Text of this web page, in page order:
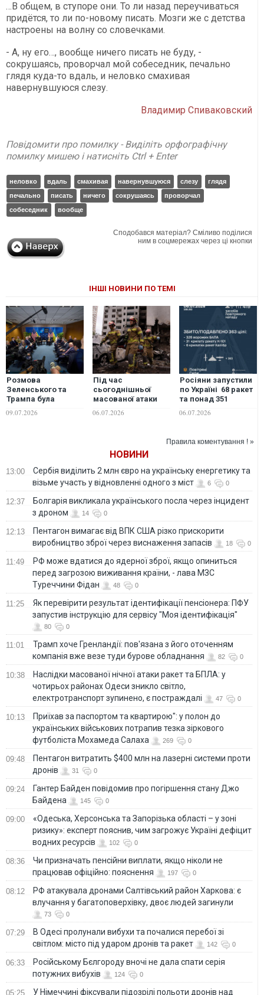
…В общем, в ступоре они. То ли назад переучиваться
придётся, то ли по-новому писать. Мозги же с детства
настроены на волну со словечками.
- А, ну его…, вообще ничего писать не буду, -
сокрушаясь, проворчал мой собеседник, печально
глядя куда-то вдаль, и неловко смахивая
навернувшуюся слезу.
Владимир Спиваковский
Повідомити про помилку - Виділіть орфографічну
помилку мишею і натисніть Ctrl + Enter
неловко вдаль смахивая навернувшуюся слезу
глядя
печально
писать ничего сокрушаясь
проворчал
собеседник
вообще
Сподобався матеріал? Сміливо поділися
ним в соцмережах через ці кнопки
ІНШІ НОВИНИ ПО ТЕМІ
Розмова
Зеленського та
Трампа була
Але потрібно
09.07.2026
Під час
сьогоднішньої
масованої атаки
64 людини, -
06.07.2026
Росіяни запустили
по Україні 68 ракет
та понад 351
та балістику збити
06.07.2026
Правила коментування ! »
НОВИНИ
13:00
Сербія виділить 2 млн євро на українську енергетику та
візьме участь у відновленні одного з міст
6 0
12:37
Болгарія викликала українського посла через інцидент
з дроном
14 0
12:13
Пентагон вимагає від ВПК США різко прискорити
виробництво зброї через виснаження запасів
18 0
11:49
РФ може вдатися до ядерної зброї, якщо опиниться
перед загрозою виживання країни, - лава МЗС
Туреччини Фідан
48 0
11:25
Як перевірити результат ідентифікації пенсіонера: ПФУ
запустив інструкцію для сервісу "Моя ідентифікація"
80 0
11:01
Трамп хоче Гренландії: пов'язана з його оточенням
компанія вже везе туди бурове обладнання
82 0
10:38
Наслідки масованої нічної атаки ракет та БПЛА: у
чотирьох районах Одеси зникло світло,
електротранспорт зупинено, є постраждалі
47 0
10:13
Приїхав за паспортом та квартирою": у полон до
українських військових потрапив тезка зіркового
футболіста Мохамеда Салаха
269 0
09:48
Пентагон витратить $400 млн на лазерні системи проти
дронів
31 0
09:24
Гантер Байден повідомив про погіршення стану Джо
Байдена
145 0
09:00
«Одеська, Херсонська та Запорізька області – у зоні
ризику»: експерт пояснив, чим загрожує Україні дефіцит
водних ресурсів
102 0
08:36
Чи призначать пенсійни виплати, якщо ніколи не
працював офіційно: пояснення
197 0
08:12
РФ атакувала дронами Салтівський район Харкова: є
влучання у багатоповерхівку, двоє людей загинули
73 0
07:29
В Одесі пролунали вибухи та почалися перебої зі
світлом: місто під ударом дронів та ракет
142 0
06:33
Російському Бєлгороду вночі не дала спати серія
потужних вибухів
124 0
05:25 У Німеччині фіксували підозрілі польоти дронів над